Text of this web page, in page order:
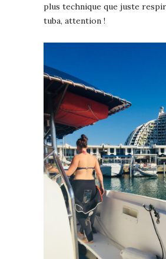
plus technique que juste
tuba, attention !